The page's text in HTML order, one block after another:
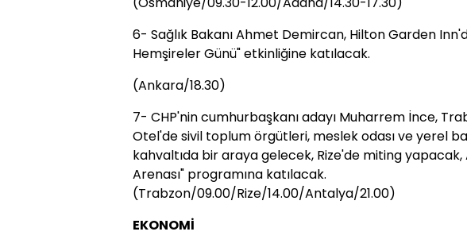
6- Sağlık Bakanı Ahmet Demircan, Hilton Garden
Hemşireler Günü" etkinliğine katılacak.
(Ankara/18.30)
7- CHP'nin cumhurbaşkanı adayı Muharrem İnce,
Otel'de sivil toplum örgütleri, meslek odası ve yerel
kahvaltıda bir araya gelecek, Rize'de miting
Arenası" programına katılacak.
(Trabzon/09.00/Rize/14.00/Antalya/21.00)
EKONOMİ